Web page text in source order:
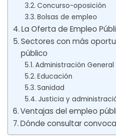
Concurso-oposición
Bolsas de empleo
La Oferta de Empleo
Sectores con más
público
Administración General
Educación
Sanidad
Justicia y
Ventajas del empleo
Dónde consultar